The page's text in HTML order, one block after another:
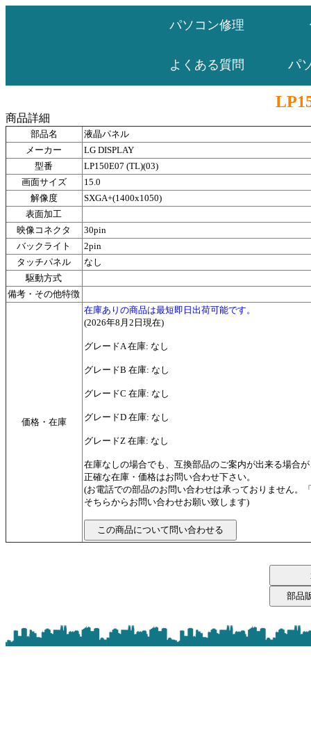
パソコン修理
よくある質問 パ
商品詳細
部品名
液晶パネル
メーカー
LG DISPLAY
型番
LP150E07 (TL)(03)
画面サイズ
15.0
解像度
SXGA+(1400x1050)
表面加工
映像コネクタ
30pin
バックライト
2pin
タッチパネル
なし
駆動方式
備考・その他特徴
価格・在庫
在庫ありの商品は最短即日出荷可能です。
(2026年8月2日現在)
グレードA 在庫: なし
グレードB 在庫: なし
グレードC 在庫: なし
グレードD 在庫: なし
グレードZ 在庫: なし
在庫なしの場合でも、互換部品のご案内が出来る場合
正確な在庫・価格はお問い合わせ下さい。
(お電話での部品のお問い合わせは承っておりません。
そちらからお問い合わせお願い致します)